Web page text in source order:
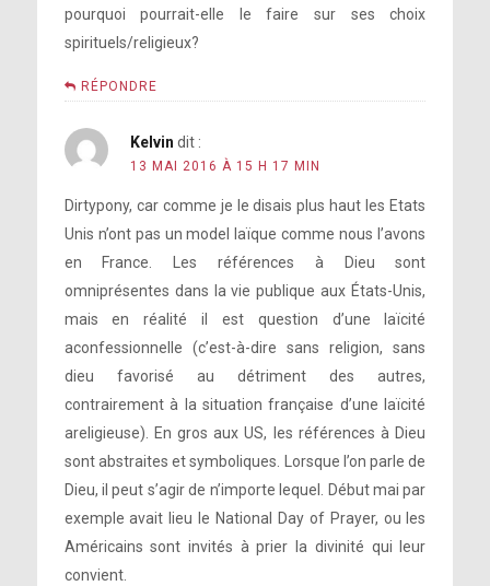
pourquoi pourrait-elle le faire sur ses choix
spirituels/religieux?
RÉPONDRE
Kelvin dit :
13 MAI 2016 À 15 H 17 MIN
Dirtypony, car comme je le disais plus haut les Etats
Unis n’ont pas un model laïque comme nous l’avons
en France. Les références à Dieu sont
omniprésentes dans la vie publique aux États-Unis,
mais en réalité il est question d’une laïcité
aconfessionnelle (c’est-à-dire sans religion, sans
dieu favorisé au détriment des autres,
contrairement à la situation française d’une laïcité
areligieuse). En gros aux US, les références à Dieu
sont abstraites et symboliques. Lorsque l’on parle de
Dieu, il peut s’agir de n’importe lequel. Début mai par
exemple avait lieu le National Day of Prayer, ou les
Américains sont invités à prier la divinité qui leur
convient.